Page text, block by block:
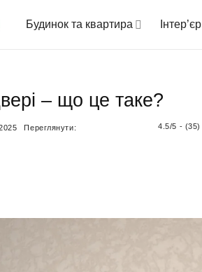
Будинок та квартира
Інтер’єр
– що це таке?
Переглянути: 4.5/5 - (35)